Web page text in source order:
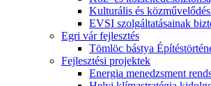
Kulturális és
EVSI szolgáltatásainak
Egri vár fejlesztés
Tömlöc bástya
Fejlesztési projektek
Energia menedzsment